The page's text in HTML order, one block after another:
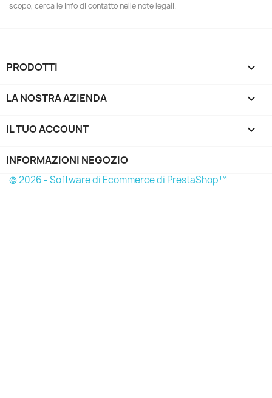
scopo, cerca le info di contatto nelle note legali.
PRODOTTI 
LA NOSTRA AZIENDA 
IL TUO ACCOUNT 
INFORMAZIONI NEGOZIO
© 2026 - Software di Ecommerce di PrestaShop™